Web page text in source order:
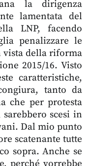
la dirigenza
lamentata del
LNP, facendo
penalizzare le
vista della riforma
2015/16. Visto
caratteristiche,
tanto da
che per protesta
scesi in
Dal mio punto
scatenante tutte
sopra. Anche se
perché vorrebbe